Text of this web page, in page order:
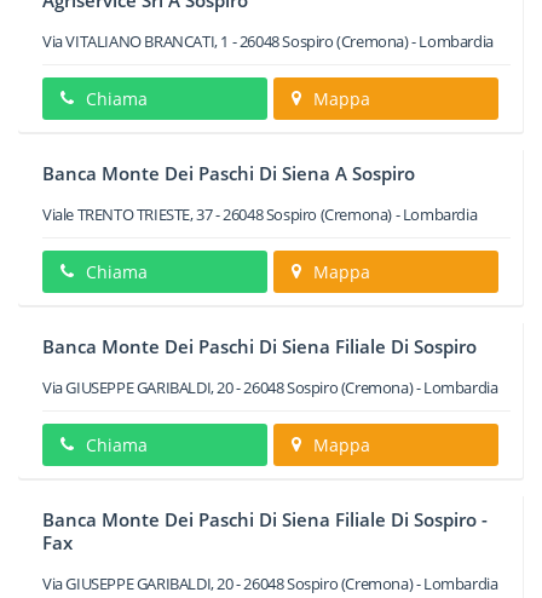
Via VITALIANO BRANCATI, 1 -26048Sospiro(Cremona) -Lombardia
Chiama Mappa
Banca Monte Dei Paschi Di Siena A Sospiro
Viale TRENTO TRIESTE, 37-26048Sospiro (Cremona) -Lombardia
Chiama Mappa
Banca Monte Dei Paschi Di Siena Filiale Di Sospiro
Via GIUSEPPE GARIBALDI, 20-26048Sospiro(Cremona) -Lombardia
Chiama Mappa
Banca Monte Dei Paschi Di Siena Filiale Di Sospiro -
Fax
Via GIUSEPPE GARIBALDI, 20-26048Sospiro(Cremona) -Lombardia